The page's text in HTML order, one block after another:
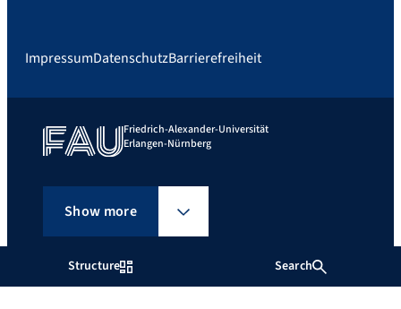
Structure Search
ImpressumDatenschutzBarrierefreiheit
Friedrich-Alexander-Universität
Erlangen-Nürnberg
Show more